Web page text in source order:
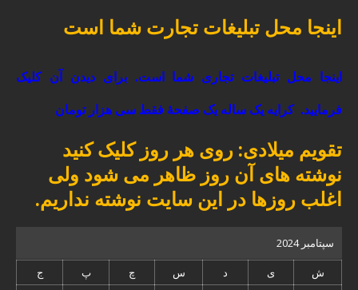
اینجا محل تبلیغات تجارت شما است
اینجا محل تبلیغات تجاری شما است. برای دیدن آن کلیک
فرمایید. کرایه یک ساله یک صفحۀ فقط سی هزار تومان
تقویم میلادی: روی هر روز کلیک کنید
نوشته های آن روز ظاهر می شود ولی
اغلب روزها در این سایت نوشته نداریم.
سپتامبر 2024
ش ی د س چ پ
ج